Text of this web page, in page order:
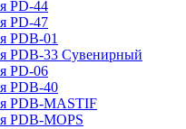
PD-44
PD-47
PDB-01
PDB-33 Сувенирный
PD-06
PDB-40
PDB-MASTIF
PDB-MOPS